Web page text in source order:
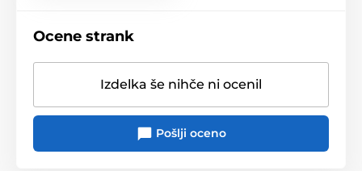
Ocene strank
Izdelka še nihče ni ocenil
Pošlji oceno